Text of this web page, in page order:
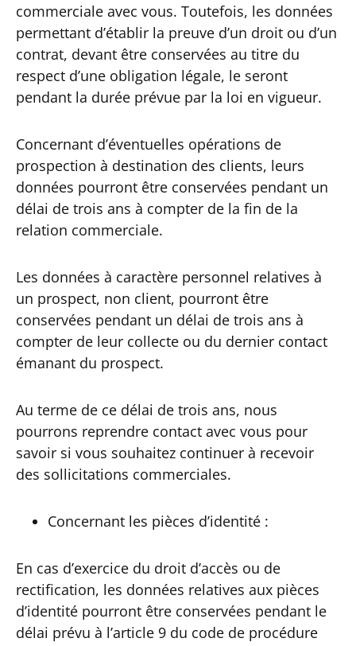
commerciale avec vous. Toutefois, les données
permettant d’établir la preuve d’un droit ou d’un
contrat, devant être conservées au titre du
respect d’une obligation légale, le seront
pendant la durée prévue par la loi en vigueur.
Concernant d’éventuelles opérations de
prospection à destination des clients, leurs
données pourront être conservées pendant un
délai de trois ans à compter de la fin de la
relation commerciale.
Les données à caractère personnel relatives à
un prospect, non client, pourront être
conservées pendant un délai de trois ans à
compter de leur collecte ou du dernier contact
émanant du prospect.
Au terme de ce délai de trois ans, nous
pourrons reprendre contact avec vous pour
savoir si vous souhaitez continuer à recevoir
des sollicitations commerciales.
Concernant les pièces d’identité :
En cas d’exercice du droit d’accès ou de
rectification, les données relatives aux pièces
d’identité pourront être conservées pendant le
délai prévu à l’article 9 du code de procédure